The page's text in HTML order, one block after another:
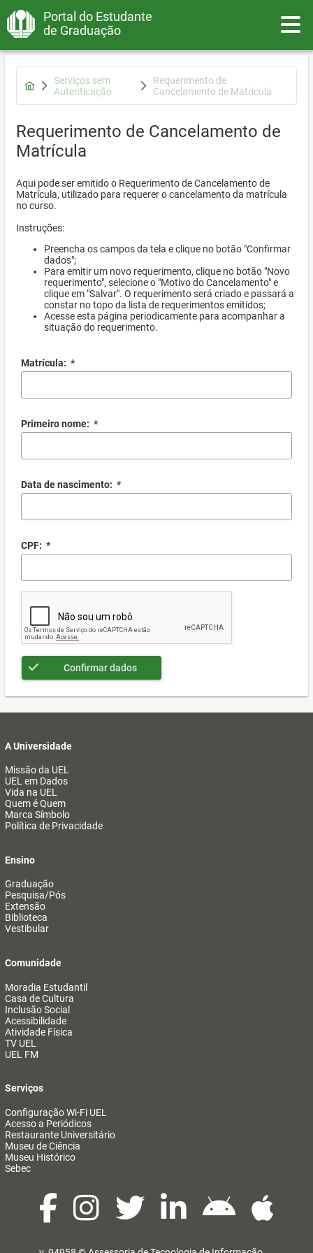
Portal do Estudante
de Graduação
Serviços sem
Autenticação
Requerimento de
Cancelamento de Matrícula
Requerimento de Cancelamento de
Matrícula
Aqui pode ser emitido o Requerimento de Cancelamento de
Matrícula, utilizado para requerer o cancelamento da matrícula
no curso.
Instruções:
Preencha os campos da tela e clique no botão "Confirmar
dados";
Para emitir um novo requerimento, clique no botão "Novo
requerimento", selecione o "Motivo do Cancelamento" e
clique em "Salvar". O requerimento será criado e passará a
constar no topo da lista de requerimentos emitidos;
Acesse esta página periodicamente para acompanhar a
situação do requerimento.
Matrícula: *
Primeiro nome: *
Data de nascimento: *
CPF: *
Confirmar dados
A Universidade
Missão da UEL
UEL em Dados
Vida na UEL
Quem é Quem
Marca Símbolo
Política de Privacidade
Ensino
Graduação
Pesquisa/Pós
Extensão
Biblioteca
Vestibular
Comunidade
Moradia Estudantil
Casa de Cultura
Inclusão Social
Acessibilidade
Atividade Física
TV UEL
UEL FM
Serviços
Configuração Wi-Fi UEL
Acesso a Periódicos
Restaurante Universitário
Museu de Ciência
Museu Histórico
Sebec